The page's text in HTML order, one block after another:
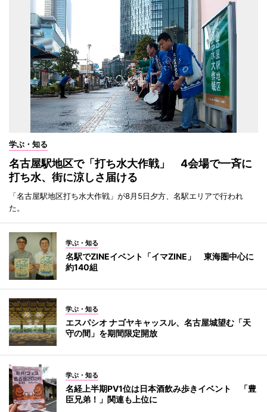
学ぶ・知る
名古屋駅地区で「打ち水大作戦」 4会場で一斉に
打ち水、街に涼しさ届ける
「名古屋駅地区打ち水大作戦」が8月5日夕方、名駅エリアで行われ
た。
学ぶ・知る
名駅でZINEイベント「イマZINE」 東海圏中心に
約140組
学ぶ・知る
エスパシオ ナゴヤキャッスル、名古屋城望む「天
守の間」を期間限定開放
学ぶ・知る
名経上半期PV1位は日本酒飲み歩きイベント 「豊
臣兄弟！」関連も上位に